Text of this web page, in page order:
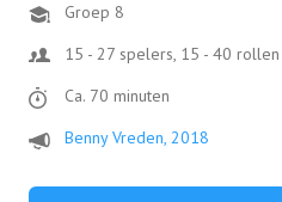
Groep 8
15 - 27 spelers, 15 - 40 rollen
Ca. 70 minuten
Benny Vreden, 2018